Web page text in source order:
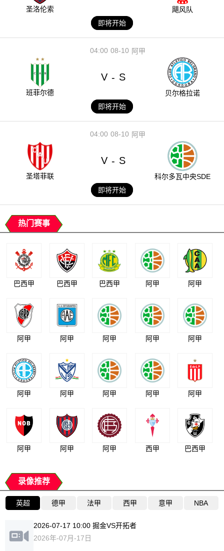
圣洛伦索
飓风队
即将开始
08-10
04:00 阿甲
班菲尔德
V - S
贝尔格拉诺
即将开始
08-10
04:00 阿甲
圣塔菲联
V - S
科尔多瓦中央SDE
即将开始
热门赛事
巴西甲 巴西甲 巴西甲 阿甲 阿甲
阿甲 阿甲 阿甲 阿甲 阿甲
阿甲 阿甲 阿甲 阿甲 阿甲
阿甲 阿甲 阿甲 西甲 巴西甲
录像推荐
英超 德甲 法甲 西甲 意甲 NBA
2026-07-17 10:00 掘金VS开拓者
2026年-07月-17日